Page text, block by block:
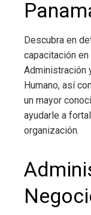
Descubra en
capacitación
Administración
Humano, así
un mayor
ayudarle a
organización.